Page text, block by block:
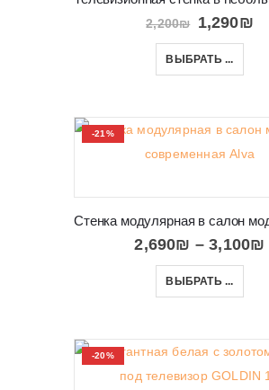
2,200₪ 1,290₪
ВЫБРАТЬ ...
-21%
2,690₪ –3,100₪
ВЫБРАТЬ ...
-20%